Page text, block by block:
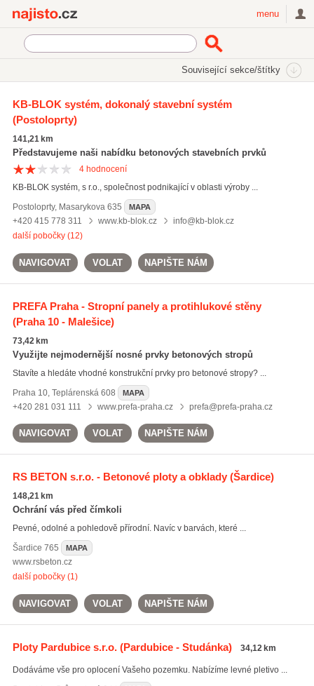
menu
Související sekce/štítky
betonové plotové dílce
betonové tvarovky
betonové střešní krytiny
(303)
KB-BLOK systém, dokonalý stavební systém
(Postoloprty)
141,21 km
Představujeme naši nabídku betonových stavebních prvků
4hodnocení
KB-BLOK systém, s r.o., společnost podnikající v oblasti výroby ...
Postoloprty, Masarykova 635 MAPA
+420 415 778 311 www.kb-blok.cz
info@kb-blok.cz
další pobočky (12)
NAVIGOVAT VOLAT NAPIŠTE NÁM
PREFA Praha - Stropní panely a protihlukové stěny
(Praha 10 - Malešice)
73,42 km
Využijte nejmodernější nosné prvky betonových stropů
Stavíte a hledáte vhodné konstrukční prvky pro betonové stropy? ...
Praha 10, Teplárenská 608 MAPA
+420 281 031 111 www.prefa-praha.cz prefa@prefa-praha.cz
NAVIGOVAT VOLAT NAPIŠTE NÁM
RS BETON s.r.o. - Betonové ploty a obklady(Šardice)
148,21 km
Ochrání vás před čímkoli
Pevné, odolné a pohledově přírodní. Navíc v barvách, které ...
Šardice 765 MAPA
www.rsbeton.cz
další pobočky (1)
NAVIGOVAT VOLAT NAPIŠTE NÁM
Ploty Pardubice s.r.o.(Pardubice - Studánka) 34,12 km
Dodáváme vše pro oplocení Vašeho pozemku. Nabízíme levné pletivo ...